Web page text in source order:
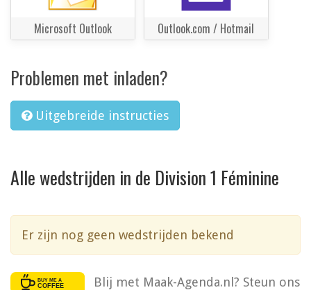
Microsoft Outlook Outlook.com / Hotmail
Problemen met inladen?
Uitgebreide instructies
Alle wedstrijden in de Division 1 Féminine
Er zijn nog geen wedstrijden bekend
Blij met Maak-Agenda.nl? Steun ons